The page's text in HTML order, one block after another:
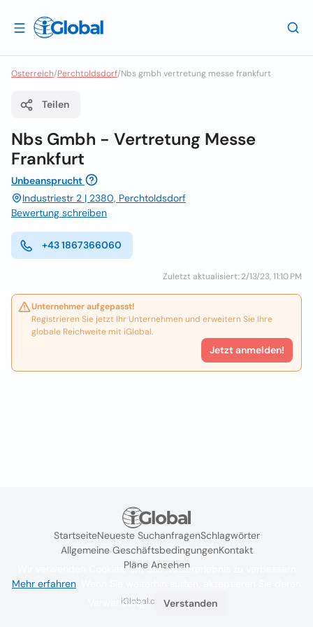
Osterreich/Perchtoldsdorf/Nbs gmbh vertretung messe frankfurt
Teilen
Nbs Gmbh - Vertretung Messe
Frankfurt
Unbeansprucht
Industriestr 2 | 2380, Perchtoldsdorf
Bewertung schreiben
+43 1867366060
Zuletzt aktualisiert: 2/13/23, 11:10 PM
Unternehmer aufgepasst!
Registrieren Sie jetzt Ihr Unternehmen und erweitern Sie Ihre
globale Reichweite mit iGlobal.
Jetzt anmelden!
StartseiteNeueste SuchanfragenSchlagwörter
Allgemeine GeschäftsbedingungenKontakt
Pläne Ansehen
iGlobal.co @ 2024
Wir verwenden Cookies, um das Nutzererlebnis zu verbessern
Mehr erfahren
Verwendung.
Verstanden